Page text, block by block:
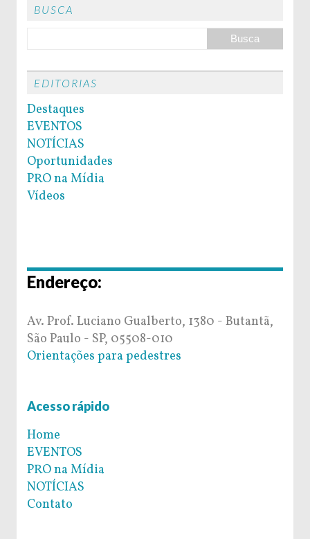
BUSCA
EDITORIAS
Destaques
EVENTOS
NOTÍCIAS
Oportunidades
PRO na Mídia
Vídeos
Endereço:
Av. Prof. Luciano Gualberto, 1380 - Butantã,
São Paulo - SP, 05508-010
Orientações para pedestres
Acesso rápido
Home
EVENTOS
PRO na Mídia
NOTÍCIAS
Contato